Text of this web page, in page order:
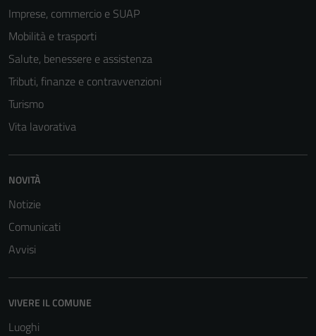
Imprese, commercio e SUAP
Mobilità e trasporti
Salute, benessere e assistenza
Tributi, finanze e contravvenzioni
Turismo
Vita lavorativa
NOVITÀ
Notizie
Comunicati
Avvisi
VIVERE IL COMUNE
Luoghi
Tecnici